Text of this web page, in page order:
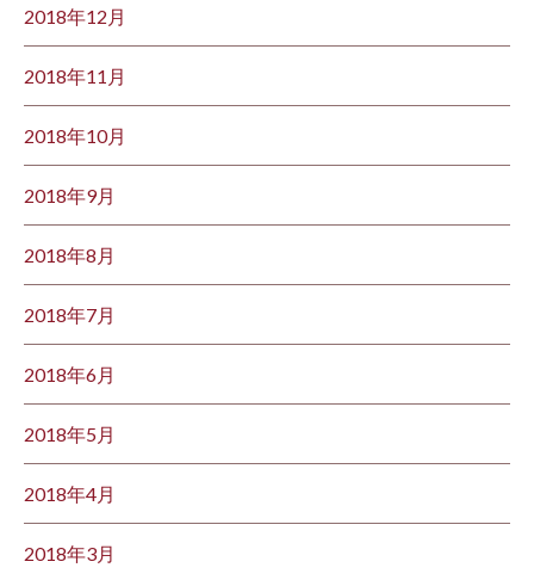
2018年12月
2018年11月
2018年10月
2018年9月
2018年8月
2018年7月
2018年6月
2018年5月
2018年4月
2018年3月